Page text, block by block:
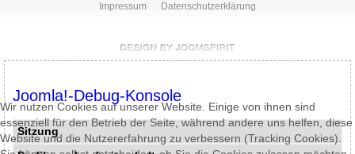
Impressum Datenschutzerklärung
Wir nutzen Cookies auf unserer Website. Einige von ihnen sind
essenziell für den Betrieb der Seite, während andere uns helfen, diese
Website und die Nutzererfahrung zu verbessern (Tracking Cookies).
Joomla!-Debug-Konsole
Sitzung